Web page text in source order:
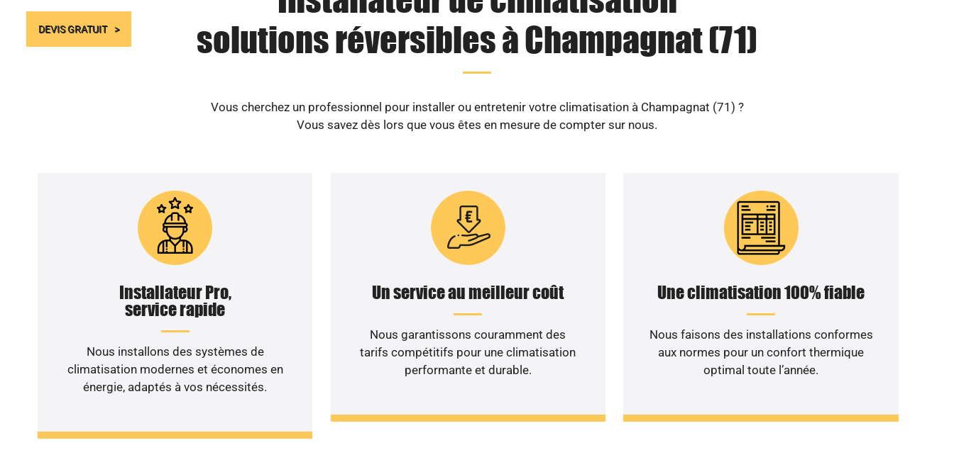
DEVIS GRATUIT
solutions réversibles à Champagnat (71)
Vous cherchez un professionnel pour installer ou entretenir votre climatisation à Champagnat (71) ?
Vous savez dès lors que vous êtes en mesure de compter sur nous.
Installateur Pro,
service rapide
Nous installons des systèmes de
climatisation modernes et économes en
énergie, adaptés à vos nécessités.
Un service au meilleur coût
Nous garantissons couramment des
tarifs compétitifs pour une climatisation
performante et durable.
Une climatisation 100% fiable
Nous faisons des installations conformes
aux normes pour un confort thermique
optimal toute l’année.